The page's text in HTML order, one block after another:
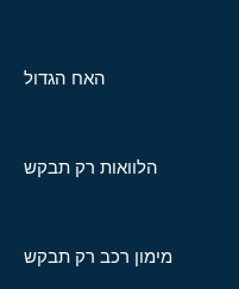
האח הגדול
הלוואות רק תבקש
מימון רכב רק תבקש